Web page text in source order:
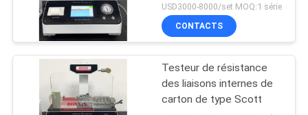
instruments d'essai
118
USD3000-8000/set MOQ:1 série
CONTACTS
Testeur de résistance
des liaisons internes de
carton de type Scott